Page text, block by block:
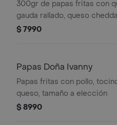
300gr de papas fritas con
gauda rallado, queso
y queso parmesano.
$ 7990
Papas Doña Ivanny
Papas fritas con pollo,
queso, tamaño a elección
$ 8990